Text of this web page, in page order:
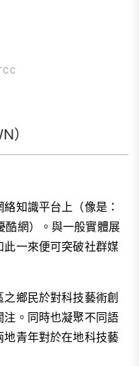
）
知識平台上（像是：
酷網）。與一般實體展
一來便可突破社群媒
鄉民於對科技藝術創
。同時也凝聚不同語
青年對於在地科技藝